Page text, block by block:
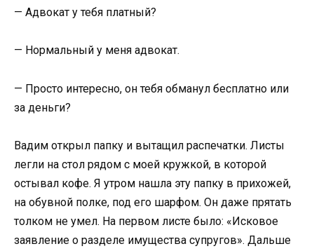
— Адвокат у тебя платный?
— Нормальный у меня адвокат.
— Просто интересно, он тебя обманул бесплатно или
за деньги?
Вадим открыл папку и вытащил распечатки. Листы
легли на стол рядом с моей кружкой, в которой
остывал кофе. Я утром нашла эту папку в прихожей,
на обувной полке, под его шарфом. Он даже прятать
толком не умел. На первом листе было: «Исковое
заявление о разделе имущества супругов». Дальше